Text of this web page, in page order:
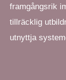
framgångsrik
tillräcklig
utnyttja